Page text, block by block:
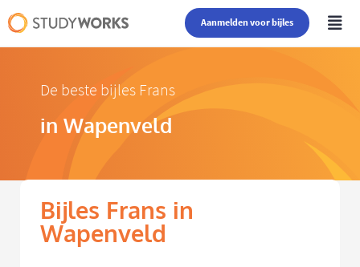
Aanmelden voor bijles
De beste bijles Frans
in Wapenveld
Bijles Frans in
Wapenveld